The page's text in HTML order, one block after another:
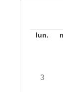
lun.
3